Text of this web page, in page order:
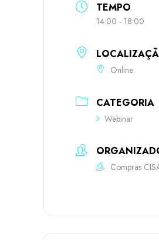
TEMPO
14:00 - 18:00
Online
CATEGORIA
Webinar
Compras